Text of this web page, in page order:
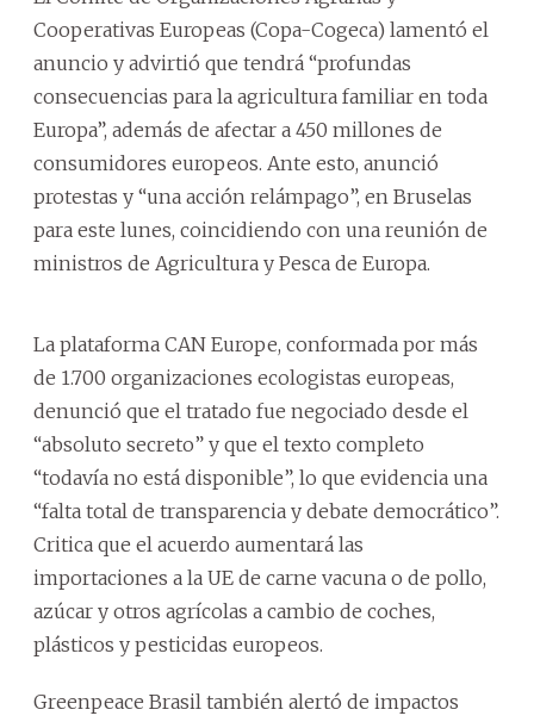
Cooperativas Europeas (Copa-Cogeca) lamentó el
anuncio y advirtió que tendrá “profundas
consecuencias para la agricultura familiar en toda
Europa”, además de afectar a 450 millones de
consumidores europeos. Ante esto, anunció
protestas y “una acción relámpago”, en Bruselas
para este lunes, coincidiendo con una reunión de
ministros de Agricultura y Pesca de Europa.
La plataforma CAN Europe, conformada por más
de 1.700 organizaciones ecologistas europeas,
denunció que el tratado fue negociado desde el
“absoluto secreto” y que el texto completo
“todavía no está disponible”, lo que evidencia una
“falta total de transparencia y debate democrático”.
Critica que el acuerdo aumentará las
importaciones a la UE de carne vacuna o de pollo,
azúcar y otros agrícolas a cambio de coches,
plásticos y pesticidas europeos.
Greenpeace Brasil también alertó de impactos